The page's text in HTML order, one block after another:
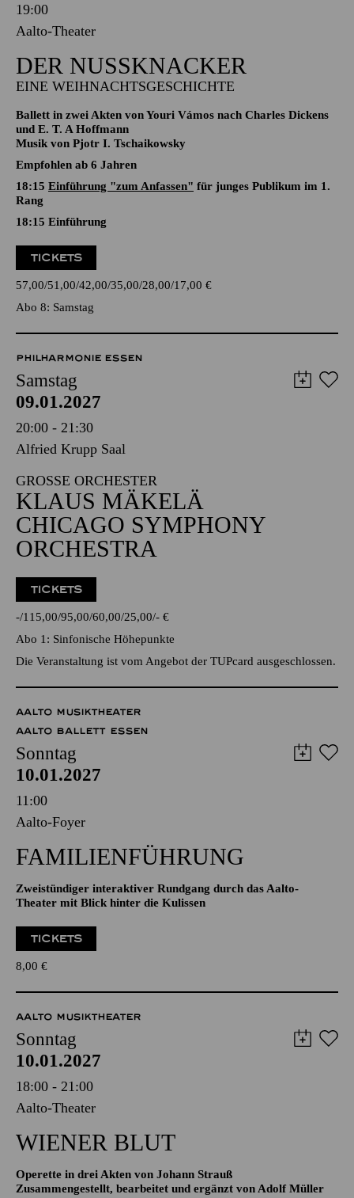
Samstag
09.01.2027
19:00
Aalto-Theater
DER NUSSKNACKER
EINE WEIHNACHTSGESCHICHTE
Ballett in zwei Akten von Youri Vámos nach Charles Dickens
Musik von Pjotr I. Tschaikowsky
Rang
18:15 Einführung
TICKETS
57,00 51,00 42,00 35,00 28,00 17,00€
Abo 8: Samstag
PHILHARMONIE ESSEN
Samstag
09.01.2027
20:00 - 21:30
Alfried Krupp Saal
GROSSE ORCHESTER
KLAUS MÄKELÄ
CHICAGO SYMPHONY
ORCHESTRA
TICKETS
- 115,00 95,00 60,00 25,00 -€
Abo 1: Sinfonische Höhepunkte
Die Veranstaltung ist vom Angebot der TUPcard ausgeschlossen.
AALTO MUSIKTHEATER
AALTO BALLETT ESSEN
Sonntag
10.01.2027
11:00
FAMILIENFÜHRUNG
Zweistündiger interaktiver Rundgang durch das Aalto-
Theater mit Blick hinter die Kulissen
8,00 €
AALTO MUSIKTHEATER
Sonntag
10.01.2027
18:00 - 21:00
WIENER BLUT